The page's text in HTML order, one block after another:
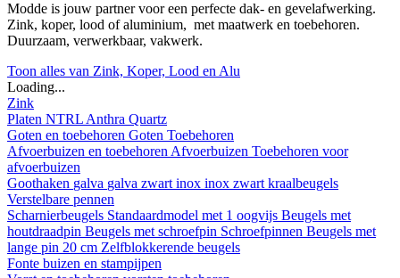
Modde is jouw partner voor een perfecte dak- en gevelafwerking.
Zink, koper, lood of aluminium, met maatwerk en toebehoren.
Duurzaam, verwerkbaar, vakwerk.
Toon alles van Zink, Koper, Lood en Alu
Loading...
Zink
Platen NTRL Anthra Quartz
Goten en toebehoren Goten Toebehoren
Afvoerbuizen en toebehoren Afvoerbuizen Toebehoren voor
afvoerbuizen
Goothaken galva galva zwart inox inox zwart kraalbeugels
Verstelbare pennen
Scharnierbeugels Standaardmodel met 1 oogvijs Beugels met
houtdraadpin Beugels met schroefpin Schroefpinnen Beugels met
lange pin 20 cm Zelfblokkerende beugels
Fonte buizen en stampijpen